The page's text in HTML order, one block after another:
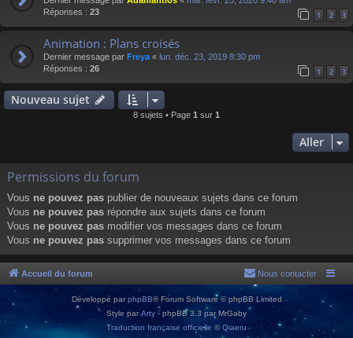
Réponses : 23 1 2 3
Animation : Plans croisés
Dernier message par Freya « lun. déc. 23, 2019 8:30 pm
Réponses : 26 1 2 3
Nouveau sujet
8 sujets • Page 1 sur 1
Aller
Permissions du forum
Vous ne pouvez pas publier de nouveaux sujets dans ce forum
Vous ne pouvez pas répondre aux sujets dans ce forum
Vous ne pouvez pas modifier vos messages dans ce forum
Vous ne pouvez pas supprimer vos messages dans ce forum
Accueil du forum Nous contacter
Développé par phpBB® Forum Software © phpBB Limited
Style parArty - phpBB 3.3 par MrGaby
Traduction française officielle ©Qiaeru